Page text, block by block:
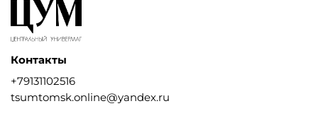
Контакты
+79131102516
tsumtomsk.online@yandex.ru